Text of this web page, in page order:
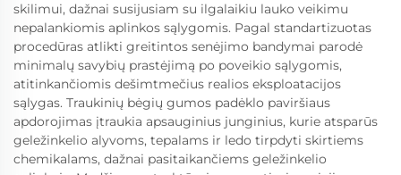
skilimui, dažnai susijusiam su ilgalaikiu lauko veikimu
nepalankiomis aplinkos sąlygomis. Pagal standartizuotas
procedūras atlikti greitintos senėjimo bandymai parodė
minimalų savybių prastėjimą po poveikio sąlygomis,
atitinkančiomis dešimtmečius realios eksploatacijos
sąlygas. Traukinių bėgių gumos padėklo paviršiaus
apdorojimas įtraukia apsauginius junginius, kurie atsparūs
geležinkelio alyvoms, tepalams ir ledo tirpdyti skirtiems
chemikalams, dažnai pasitaikančiems geležinkelio